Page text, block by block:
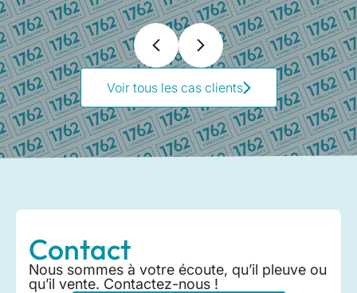
Voir tous les cas clients
Contact
Nous sommes à votre écoute, qu’il pleuve ou
qu’il vente. Contactez-nous !